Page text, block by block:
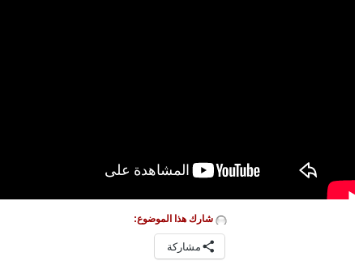
شارك هذا الموضوع:
مشاركة